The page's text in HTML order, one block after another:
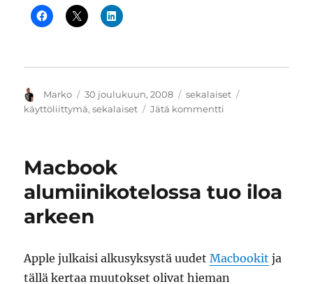
Kirjoittaja
Marko Julkaistu
30 joulukuun, 2008 Kategoriat
sekalaiset
käyttöliittymä,sekalaiset Jätä kommentti
mahdoton
peruutus
Macbook
alumiinikotelossa tuo iloa
arkeen
Apple julkaisi alkusyksystä uudetMacbookit ja
tällä kertaa muutokset olivat hieman